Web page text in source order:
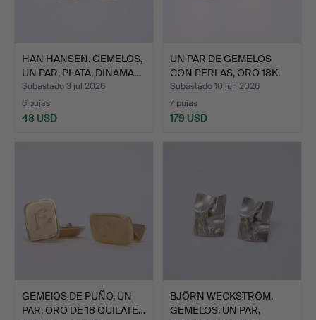
HAN HANSEN. GEMELOS,
UN PAR, PLATA, DINAMA…
Subastado 3 jul 2026
6 pujas
48 USD
UN PAR DE GEMELOS
CON PERLAS, ORO 18K.
Subastado 10 jun 2026
7 pujas
179 USD
GEMElOS DE PUÑO, UN
PAR, ORO DE 18 QUILATE…
BJÖRN WECKSTRÖM.
GEMELOS, UN PAR,